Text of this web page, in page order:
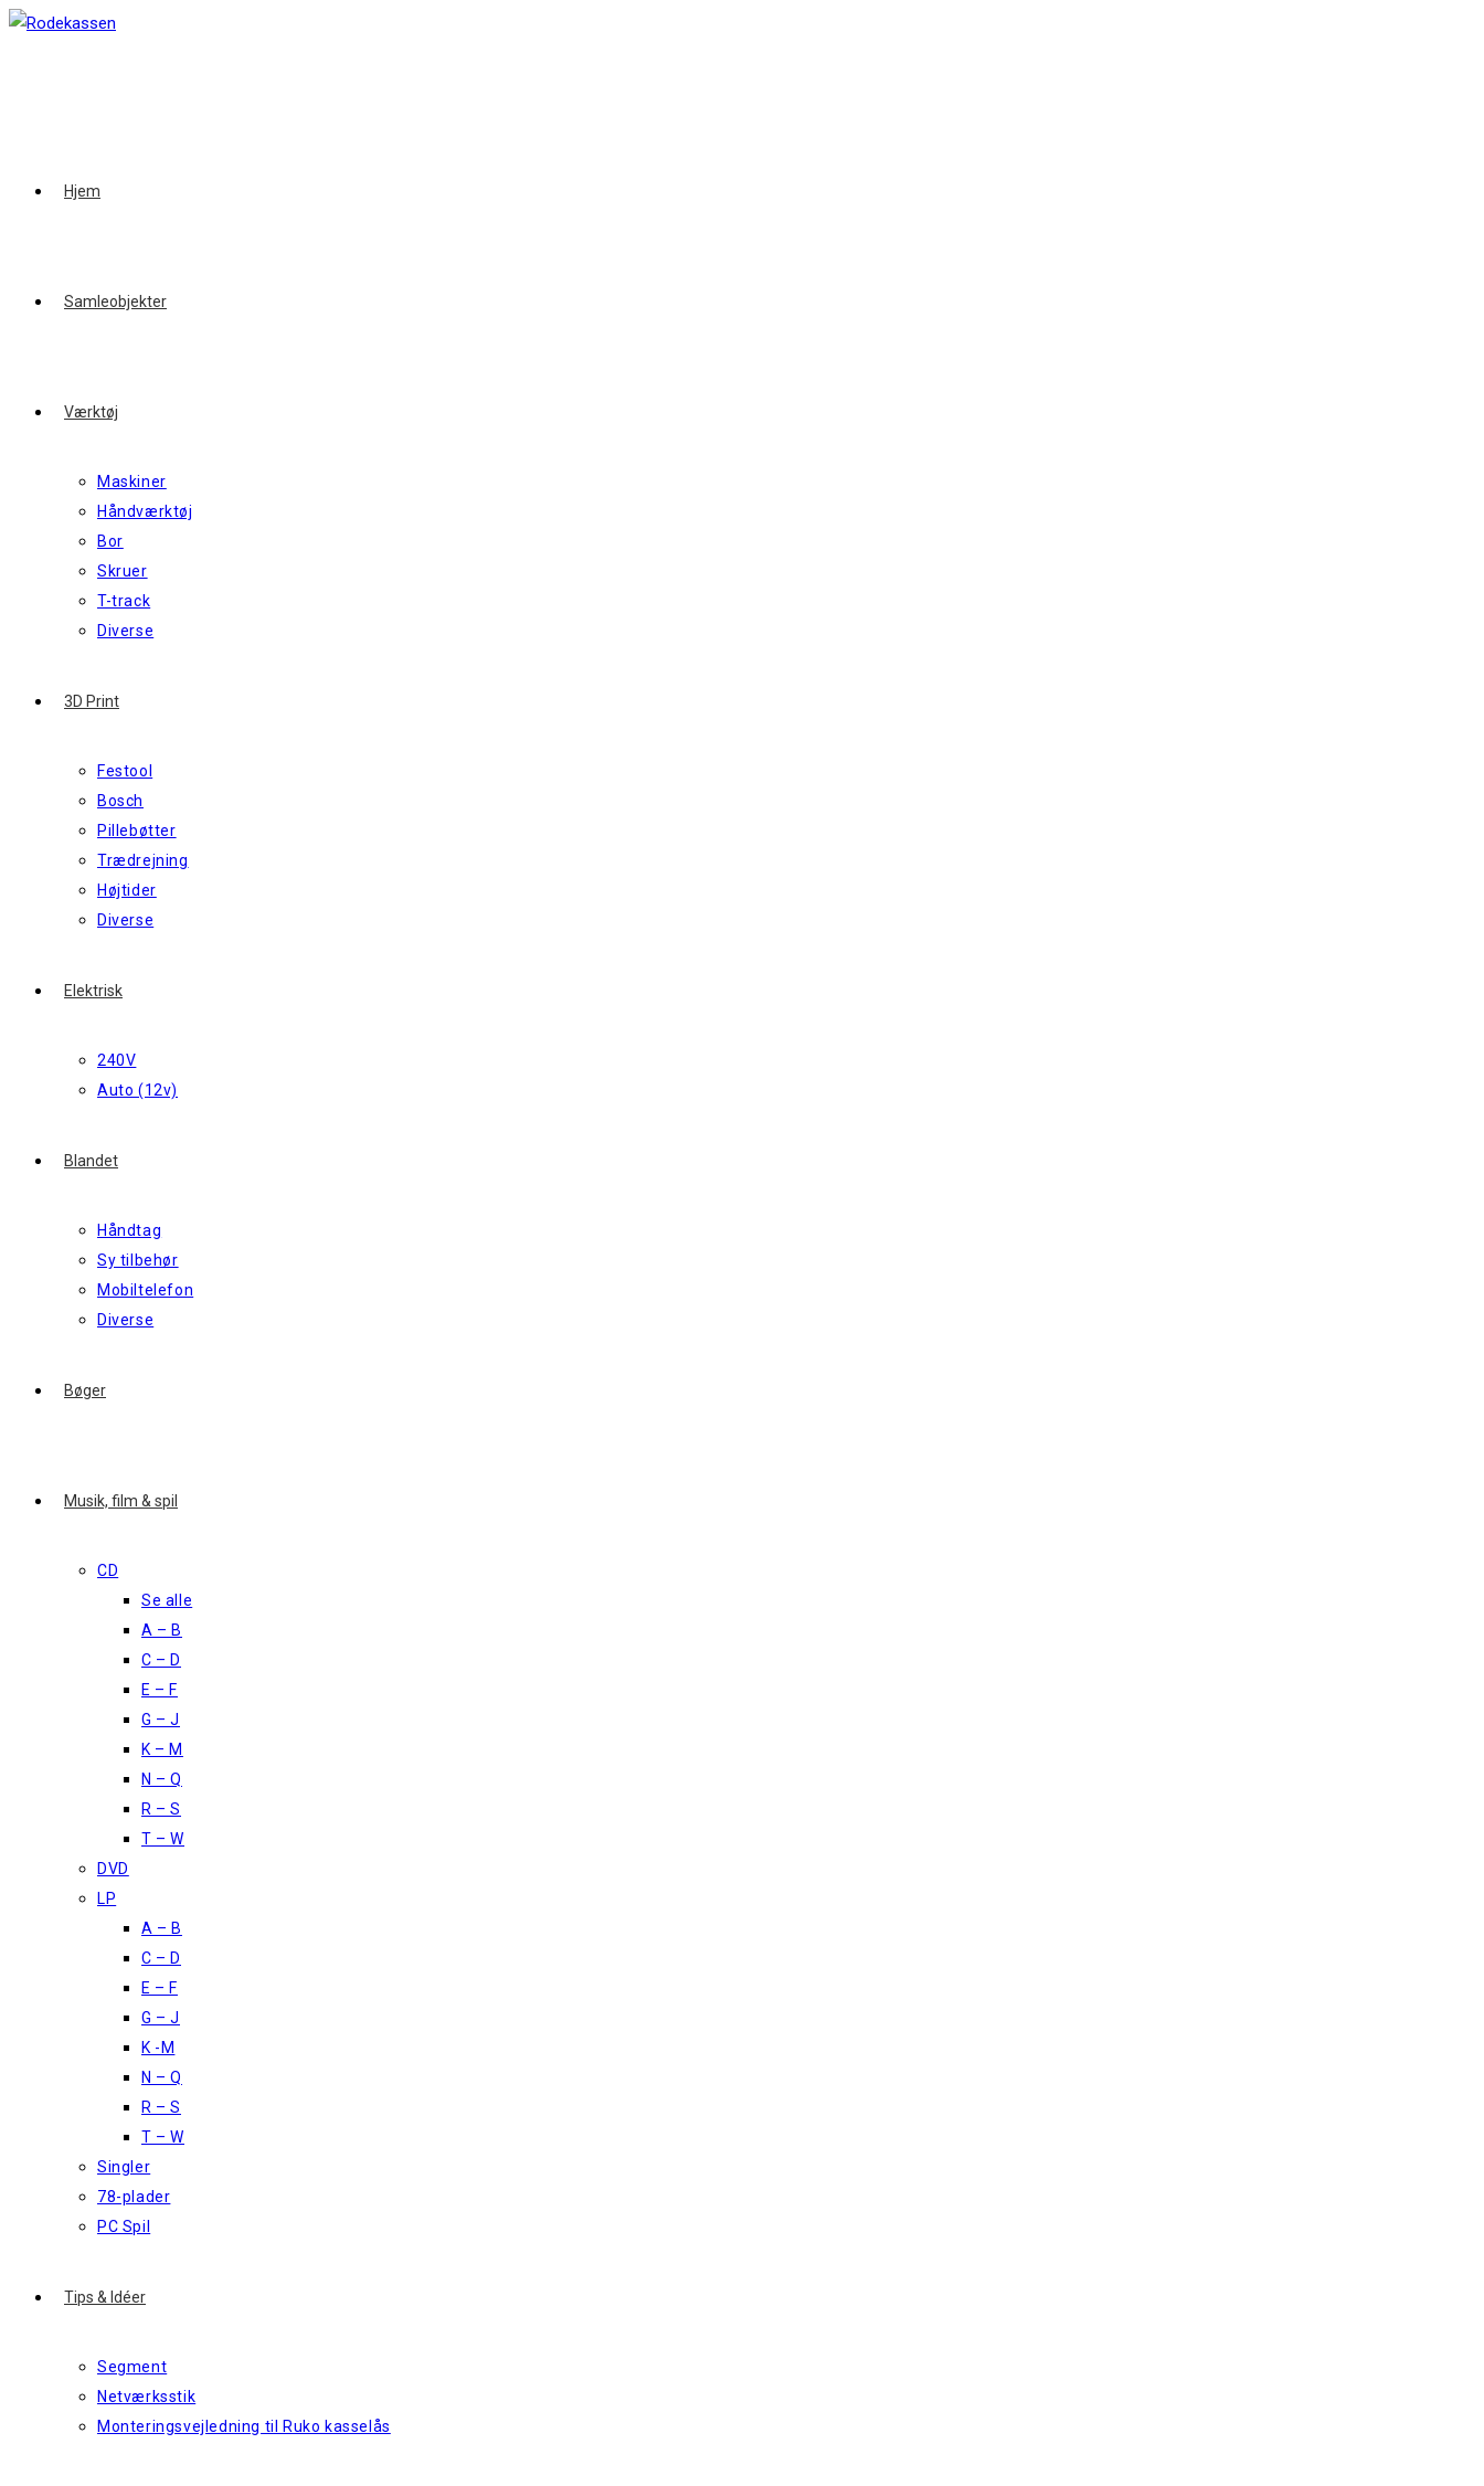
Skip
Hjem
Samleobjekter
Værktøj
Maskiner
Håndværktøj
Bor
Skruer
T-track
Diverse
3D Print
Festool
Bosch
Pillebøtter
Trædrejning
Højtider
Diverse
Elektrisk
240V
Auto (12v)
Blandet
Håndtag
Sy tilbehør
Mobiltelefon
Diverse
Bøger
Musik, film & spil
CD
Se alle
A – B
C – D
E – F
G – J
K – M
N – Q
R – S
T – W
DVD
LP
A – B
C – D
E – F
G – J
K -M
N – Q
R – S
T – W
Singler
78-plader
PC Spil
Tips & Idéer
Segment
Netværksstik
Monteringsvejledning til Ruko kasselås